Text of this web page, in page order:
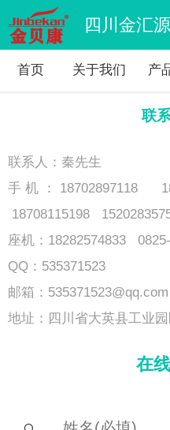
四川金汇
首页 关于我们 产
联
联系人：秦先生
手机：18702897118
18708115198
座机：18282574833
QQ：535371523
邮箱：535371523@qq.com
地址：四川省大英县工业
在